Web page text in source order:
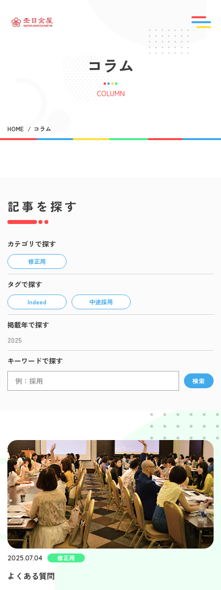
コ ラム
COLUMN
HOME コラム
記事を探す
カテゴリで探す
修正用
タグで探す
Indeed 中途採用
掲載年で探す
2025
キーワードで探す
検索
2025.07.04 修正用
よくある質問